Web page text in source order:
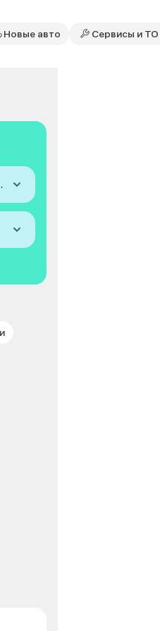
Новые авто Сервисы и ТО